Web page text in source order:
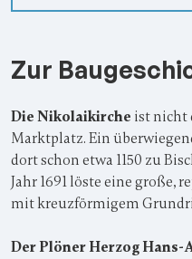
Zur
Die Nikolaikirche ist nicht
Marktplatz. Ein
dort schon etwa 1150 zu
Jahr 1691 löste eine große,
mit kreuzförmigem
Der Plöner Herzog Hans-